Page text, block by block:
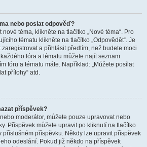
nebo poslat odpověď?
téma, klikněte na tlačítko „Nové téma“. Pro
tématu klikněte na tlačítko „Odpovědět“. Je
a přihlásit předtím, než budete moci
fóra a tématu můžete najít seznam
fóru a tématu máte. Například: „Můžete posílat
přílohy“ atd.
příspěvek?
moderátor, můžete pouze upravovat nebo
Příspěvek můžete upravit po kliknutí na tlačítko
příslušném příspěvku. Někdy lze upravit příspěvek
odeslání. Pokud již někdo na příspěvek